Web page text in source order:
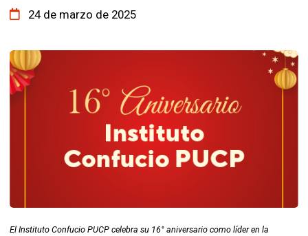
24 de marzo de 2025
El Instituto Confucio PUCP celebra su 16° aniversario como líder en la